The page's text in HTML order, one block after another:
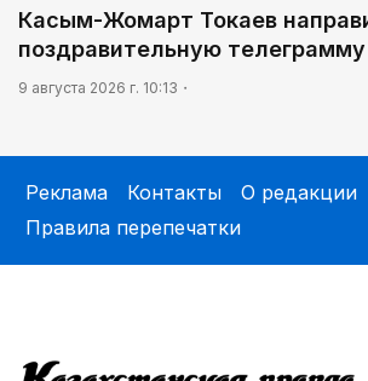
Касым-Жомарт Токаев
поздравительную
9 августа 2026 г. 10:13
Реклама Контакты
О редакции
Правила перепечатки